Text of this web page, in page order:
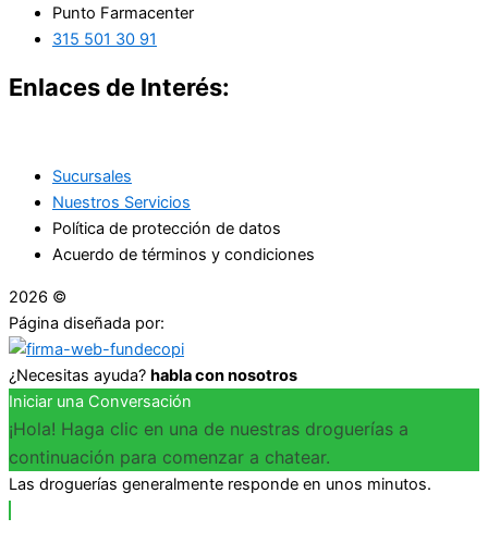
Punto Farmacenter
315 501 30 91
Enlaces de Interés:
Sucursales
Nuestros Servicios
Política de protección de datos
Acuerdo de términos y condiciones
2026 ©
Página diseñada por:
¿Necesitas ayuda? habla con nosotros
Iniciar una Conversación
¡Hola! Haga clic en una de nuestras droguerías a
continuación para comenzar a chatear.
Las droguerías generalmente responde en unos minutos.